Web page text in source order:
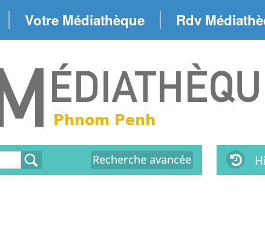
Votre Médiathèque Rdv
Recherche avancée